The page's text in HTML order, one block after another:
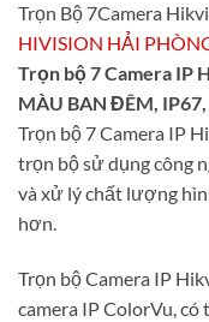
Trọn Bộ 7Camera
HIVISION HẢI
Trọn bộ 7 Camera IP
MÀU BAN ĐÊM,
Trọn bộ 7 Camera IP
trọn bộ sử dụng công
và xử lý chất lượng
hơn.
Trọn bộ Camera IP
camera IP ColorVu,